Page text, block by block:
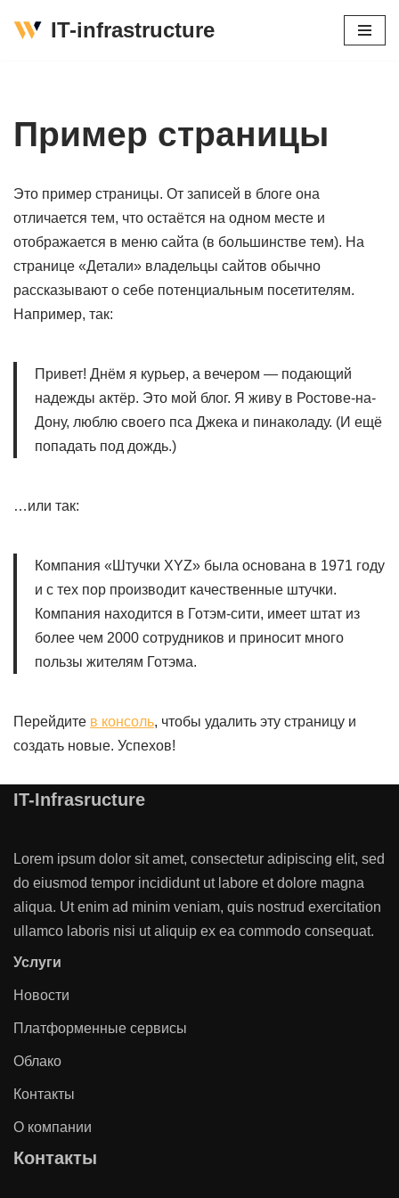
IT-infrastructure
Пример страницы
Это пример страницы. От записей в блоге она
отличается тем, что остаётся на одном месте и
отображается в меню сайта (в большинстве тем). На
странице «Детали» владельцы сайтов обычно
рассказывают о себе потенциальным посетителям.
Например, так:
Привет! Днём я курьер, а вечером — подающий
надежды актёр. Это мой блог. Я живу в Ростове-на-
Дону, люблю своего пса Джека и пинаколаду. (И ещё
попадать под дождь.)
…или так:
Компания «Штучки XYZ» была основана в 1971 году
и с тех пор производит качественные штучки.
Компания находится в Готэм-сити, имеет штат из
более чем 2000 сотрудников и приносит много
пользы жителям Готэма.
Перейдите в консоль, чтобы удалить эту страницу и
создать новые. Успехов!
IT-Infrasructure
Lorem ipsum dolor sit amet, consectetur adipiscing elit, sed
do eiusmod tempor incididunt ut labore et dolore magna
aliqua. Ut enim ad minim veniam, quis nostrud exercitation
ullamco laboris nisi ut aliquip ex ea commodo consequat.
Услуги
Новости
Платформенные сервисы
Облако
Контакты
О компании
Контакты